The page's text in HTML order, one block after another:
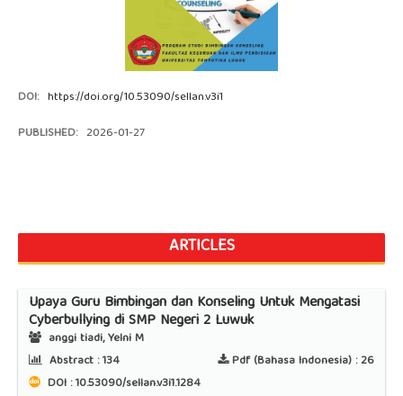
DOI: https://doi.org/10.53090/sellan.v3i1
PUBLISHED: 2026-01-27
ARTICLES
Upaya Guru Bimbingan dan Konseling Untuk Mengatasi
Cyberbullying di SMP Negeri 2 Luwuk
anggi tiadi, Yelni M
Abstract :134 Pdf (Bahasa Indonesia) :26
DOI : 10.53090/sellan.v3i1.1284